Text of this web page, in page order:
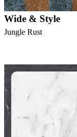
Wide & Style
Jungle Rust